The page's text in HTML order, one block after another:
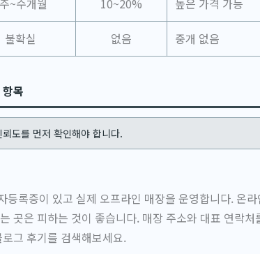
불확실 없음 중개 없음
목
도를 먼저 확인해야 합니다.
등록증이 있고 실제 오프라인 매장을 운영합니다. 온
곳은 피하는 것이 좋습니다. 매장 주소와 대표 연락
그 후기를 검색해보세요.